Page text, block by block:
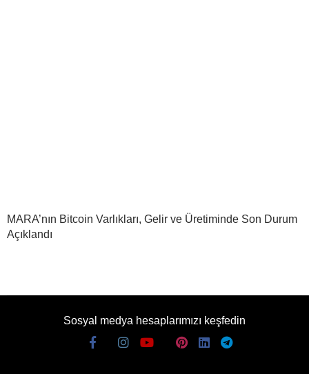
MARA’nın Bitcoin Varlıkları, Gelir ve Üretiminde Son Durum
Açıklandı
Sosyal medya hesaplarımızı keşfedin